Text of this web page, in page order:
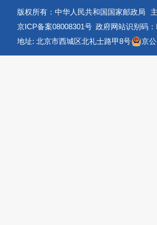
版权所有：中华人民共和国国家邮政局
京ICP备案08008301号 政府网站识别码
地址: 北京市西城区北礼士路甲8号
京